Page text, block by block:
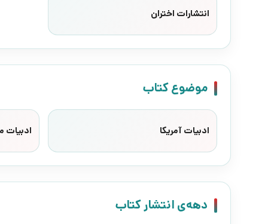
انتشارات اختران
موضوع کتاب
ادبیات آمریکا ادبیات
دهه‌ی انتشار کتاب